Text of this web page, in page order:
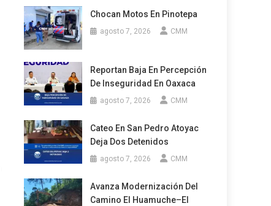
Chocan Motos En Pinotepa
agosto 7, 2026 CMM
Reportan Baja En Percepción
De Inseguridad En Oaxaca
agosto 7, 2026 CMM
Cateo En San Pedro Atoyac
Deja Dos Detenidos
agosto 7, 2026 CMM
Avanza Modernización Del
Camino El Huamuche–El